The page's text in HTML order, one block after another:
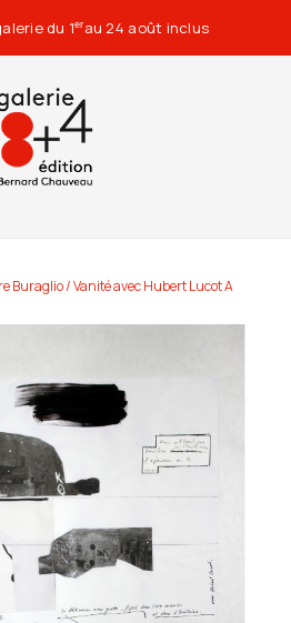
du 1erau 24 août inclus
Buraglio / Vanité avec Hubert Lucot A